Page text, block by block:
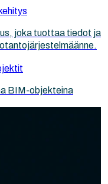
joka tuottaa tiedot ja
BIM-objekteina